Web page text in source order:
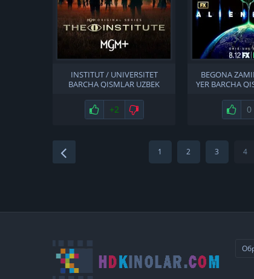
INSTITUT / UNIVERSITET
BARCHA QISMLAR UZBEK
Нравится
+2 Не нравится
BEGONA
YER BARCHA
0
1 2 3 4